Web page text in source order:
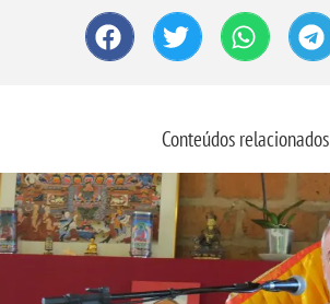
Conteúdos relacionados